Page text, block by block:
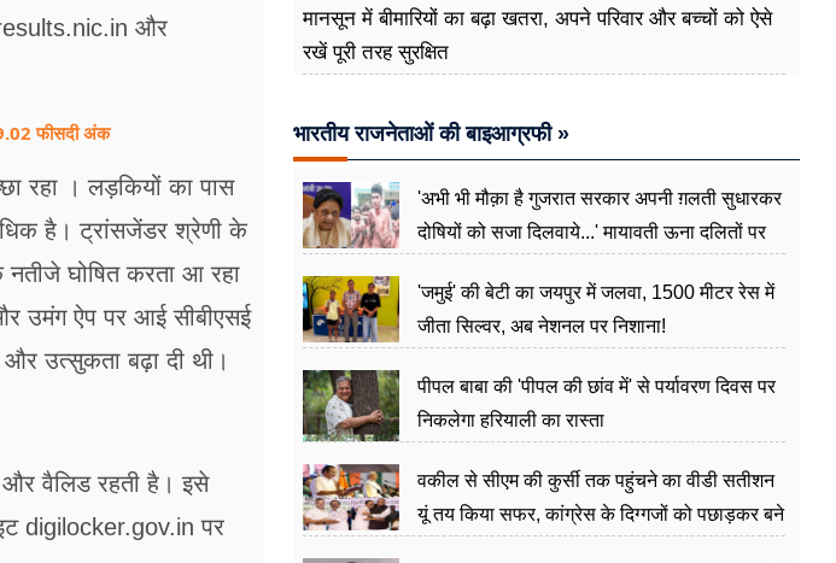
और
फीसदी अंक
रहा । लड़कियों का पास
है। ट्रांसजेंडर श्रेणी के
नतीजे घोषित करता आ रहा
और उमंग ऐप पर आई सीबीएसई
उत्सुकता बढ़ा दी थी।
और वैलिड रहती है। इसे
digilocker.gov.in पर
मानसून में बीमारियों का बढ़ा खतरा, अपने परिवार और बच्चों को ऐसे
रखें पूरी तरह सुरक्षित
भारतीय राजनेताओं की बाइआग्रफी »
'अभी भी मौक़ा है गुजरात सरकार अपनी ग़लती सुधारकर
दोषियों को सजा दिलवाये...' मायावती ऊना दलितों पर
'जमुई' की बेटी का जयपुर में जलवा, 1500 मीटर रेस में
जीता सिल्वर, अब नेशनल पर निशाना!
पीपल बाबा की 'पीपल की छांव में' से पर्यावरण दिवस पर
निकलेगा हरियाली का रास्ता
वकील से सीएम की कुर्सी तक पहुंचने का वीडी सतीशन
यूं तय किया सफर, कांग्रेस के दिग्गजों को पछाड़कर बने